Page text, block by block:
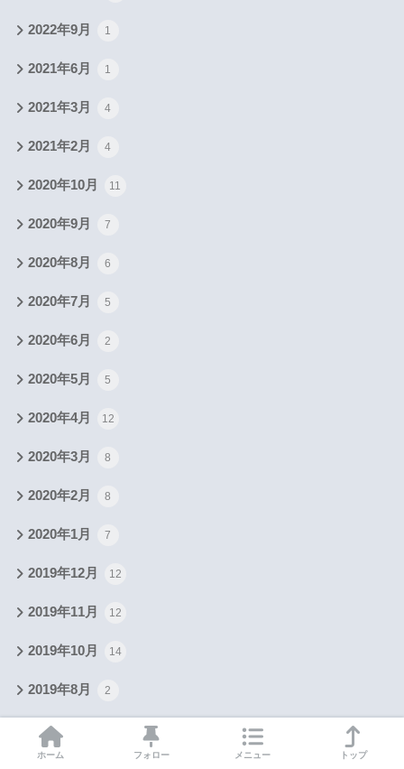
2022年9月 1
2021年6月 1
2021年3月 4
2021年2月 4
2020年10月 11
2020年9月 7
2020年8月 6
2020年7月 5
2020年6月 2
2020年5月 5
2020年4月 12
2020年3月 8
2020年2月 8
2020年1月 7
2019年12月 12
2019年11月 12
2019年10月 14
2019年8月 2
2019年6月
ホーム フォロー メニュー トップ